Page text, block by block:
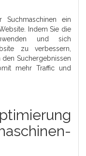
ein
Indem Sie die
und sich
zu verbessern,
den Suchergebnissen
mehr Traffic und